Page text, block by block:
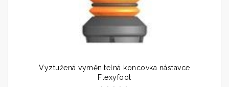
Vyztužená vyměnitelná koncovka nástavce
Flexyfoot